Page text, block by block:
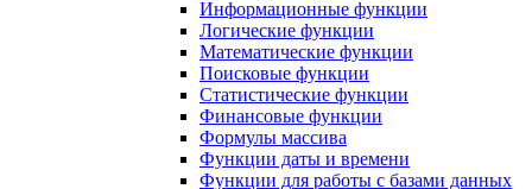
Информационные функции
Логические функции
Математические функции
Поисковые функции
Статистические функции
Финансовые функции
Формулы массива
Функции даты и времени
Функции для работы с базами данных